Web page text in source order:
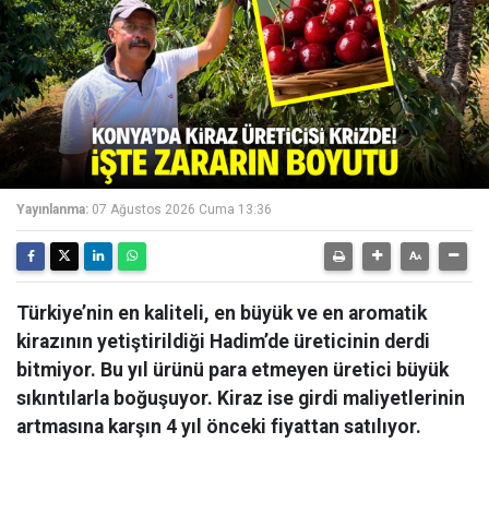
Yayınlanma: 07 Ağustos 2026 Cuma 13:36
Türkiye’nin en kaliteli, en büyük ve en aromatik
kirazının yetiştirildiği Hadim’de üreticinin derdi
bitmiyor. Bu yıl ürünü para etmeyen üretici büyük
sıkıntılarla boğuşuyor. Kiraz ise girdi maliyetlerinin
artmasına karşın 4 yıl önceki fiyattan satılıyor.